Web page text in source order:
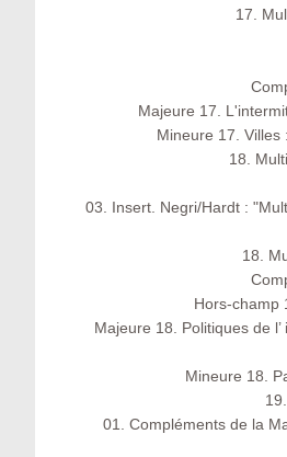
17.
Majeure 17.
Mineure 17.
18.
03. Insert. Negri/Hardt :
18.
Hors-champ
Majeure 18. Politiques de
Mineure 18.
01. Compléments de la